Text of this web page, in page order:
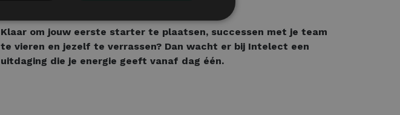
Klaar om jouw eerste starter te plaatsen, successen met je team
te vieren en jezelf te verrassen? Dan wacht er bij Intelect een
uitdaging die je energie geeft vanaf dag één.